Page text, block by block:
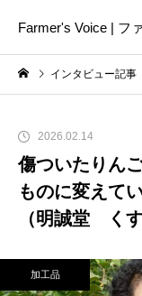
Farmer's Voice | フ
インタビュー記事
2026.02.14
傷ついたりん
ものに変えて
（明誠堂 く
加工品